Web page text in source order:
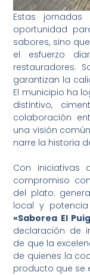
Estas
oportunidad
sabores, sino
el esfuerzo
restauradores.
garantizan la
El municipio ha
distintivo,
colaboración
una visión
narre la historia
Con iniciativas
compromiso
del plato:
local y
«Saborea El
declaración de
de que la
de quienes la
producto que se